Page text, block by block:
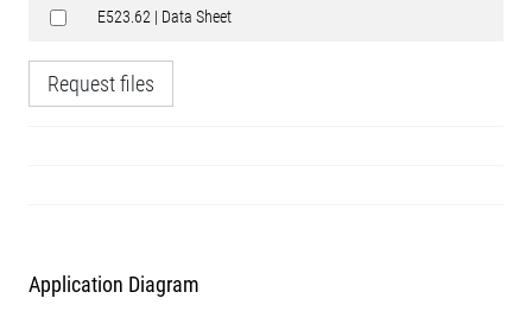
E523.62 | Data Sheet
Request files
Application Diagram